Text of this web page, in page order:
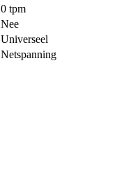
0 tpm
Nee
Universeel
Netspanning